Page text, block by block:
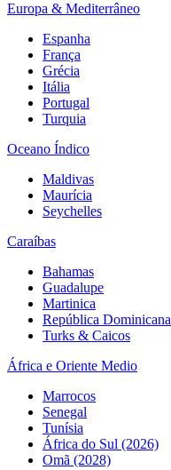
Europa & Mediterrâneo
Espanha
França
Grécia
Itália
Portugal
Turquia
Oceano Índico
Maldivas
Maurícia
Seychelles
Caraíbas
Bahamas
Guadalupe
Martinica
República Dominicana
Turks & Caicos
África e Oriente Medio
Marrocos
Senegal
Tunísia
África do Sul (2026)
Omã (2028)